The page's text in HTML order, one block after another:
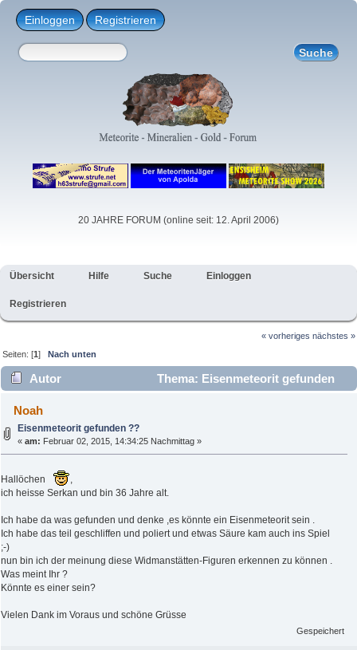
Einloggen Registrieren
20 JAHRE FORUM (online seit: 12. April 2006)
Übersicht Hilfe Suche Einloggen
Registrieren
« vorheriges nächstes »
Seiten: [1]Nach unten
Autor
Thema: Eisenmeteorit gefunden
?? (Gelesen 3470 mal)
Noah
Eisenmeteorit gefunden ??
«am: Februar 02, 2015, 14:34:25 Nachmittag »
Hallöchen
,
ich heisse Serkan und bin 36 Jahre alt.
Ich habe da was gefunden und denke ,es könnte ein Eisenmeteorit sein .
Ich habe das teil geschliffen und poliert und etwas Säure kam auch ins Spiel
;-)
nun bin ich der meinung diese Widmanstätten-Figuren erkennen zu können .
Was meint Ihr ?
Könnte es einer sein?
Vielen Dank im Voraus und schöne Grüsse
Gespeichert